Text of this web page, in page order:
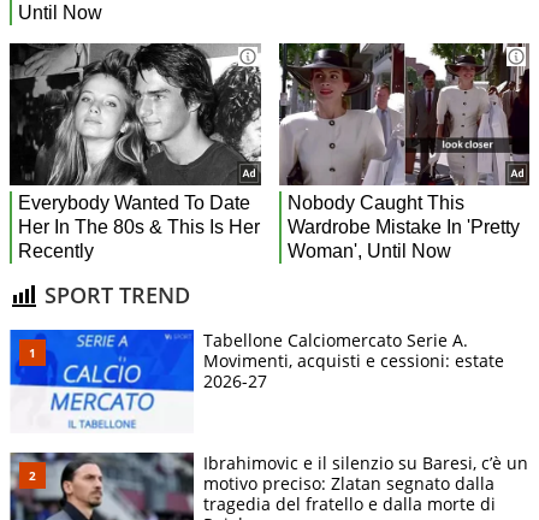
SPORT TREND
Tabellone Calciomercato Serie A.
Movimenti, acquisti e cessioni: estate
2026-27
Ibrahimovic e il silenzio su Baresi, c’è un
motivo preciso: Zlatan segnato dalla
tragedia del fratello e dalla morte di